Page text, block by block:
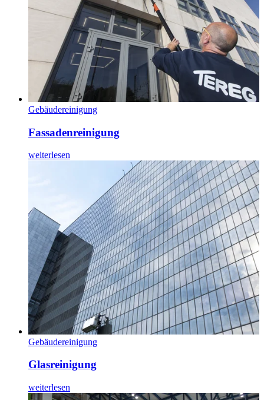
Gebäudereinigung
Fassadenreinigung
weiterlesen
Gebäudereinigung
Glasreinigung
weiterlesen